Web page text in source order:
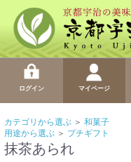
ログイン マイページ
カテゴリから選ぶ ＞ 和菓子
用途から選ぶ ＞ プチギフト
抹茶あられ